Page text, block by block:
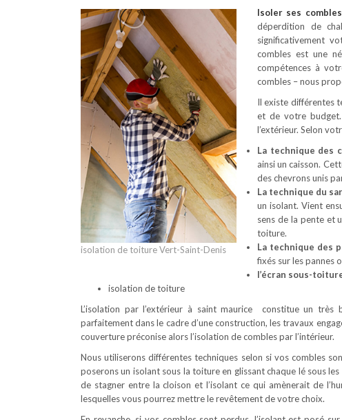
isolation de toiture Vert-Saint-Denis
Isoler ses combles
déperdition de
significativement
combles est une
compétences à
combles – nous
Il existe différentes
et de votre
l’extérieur. Selon
La technique des
ainsi un caisson.
des chevrons unis
La technique du
un isolant. Vient
sens de la pente et
toiture.
La technique des
fixés sur les pannes
l’écran sous-
isolation de toiture
L’isolation par l’extérieur à saint maurice constitue un
parfaitement dans le cadre d’une construction, les travaux
couverture préconise alors l’isolation de combles par l’intérieur.
Nous utiliserons différentes techniques selon si vos combles
poserons un isolant sous la toiture en glissant chaque lé sous
de stagner entre la cloison et l’isolant ce qui amènerait de
lesquelles vous pourrez mettre le revêtement de votre choix.